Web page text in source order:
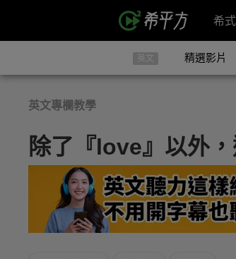
希
英文 精選影片
英文專欄教學
除了『love』以外